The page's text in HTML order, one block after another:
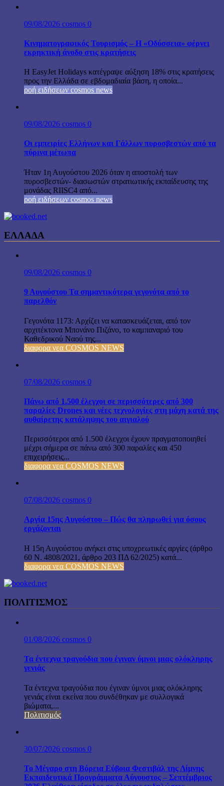
09/08/2026 cosmos 0
Κινηματογραφικός Τουρισμός – Η «Οδύσσεια» φέρνει
εκρηκτική άνοδο στις κρατήσεις
Η EasyJet Holidays κατέγραψε αύξηση 18% στις κρατήσεις
προς την Ελλάδα σε εβδομαδιαία βάση, η οποία...
ροή ειδήσεων cosmos news
09/08/2026 cosmos 0
Οι εμπειρίες Ελλήνων και Γάλλων πυροσβεστών από τα
πύρινα μέτωπα
Ήταν 1η Αυγούστου 2026 όταν η αποστολή των
πυροσβεστών- διασωστών στρατιωτικής εκπαίδευσης της
μονάδας RIISC4 από...
ροή ειδήσεων cosmos news
ΕΛΛΑΔΑ
09/08/2026 cosmos 0
9 Αυγούστου Τα σημαντικότερα γεγονότα από το
παρελθόν
Γεγονότα 1173: Αρχίζει να κατασκευάζεται, από τον
αρχιτέκτονα Μπονάνο Πιζάνο, το καμπαναριό του
Καθεδρικού Ναού της...
διαφορα νεα COSMOS NEWS
07/08/2026 cosmos 0
Πάνω από 1.500 έλεγχοι σε περισσότερες από 300
παραλίες Drones και νέες τεχνολογίες στη μάχη κατά της
αυθαίρετης κατάληψης του αιγιαλού
Περισσότεροι από 1.500 έλεγχοι έχουν πραγματοποιηθεί
μέχρι σήμερα σε πάνω από 300 παραλίες και 450
επιχειρήσεις...
διαφορα νεα COSMOS NEWS
07/08/2026 cosmos 0
Αργία 15ης Αυγούστου – Πώς θα πληρωθεί για όσους
εργάζονται
Η 15η Αυγούστου ανήκει στις υποχρεωτικές αργίες (άρθρο
60 Ν. 4808/2021, άρθρο 203 ΠΔ 62/2025) κατά...
διαφορα νεα COSMOS NEWS
ΠΟΛΙΤΙΣΜΟΣ
01/08/2026 cosmos 0
Τα έντεχνα τραγούδια που έγιναν ύμνοι μιας ολόκληρης
γενιάς
Τα έντεχνα τραγούδια που έγιναν ύμνοι μιας ολόκληρης
γενιάς είναι εκείνα που συνδέθηκαν με συλλογικά
βιώματα,...
Πολιτισμός
30/07/2026 cosmos 0
Το Μέγαρο στη Βόρεια Εύβοια Φεστιβάλ της Λίμνης
Εκπαιδευτικά Προγράμματα Αύγουστος – Σεπτέμβριος